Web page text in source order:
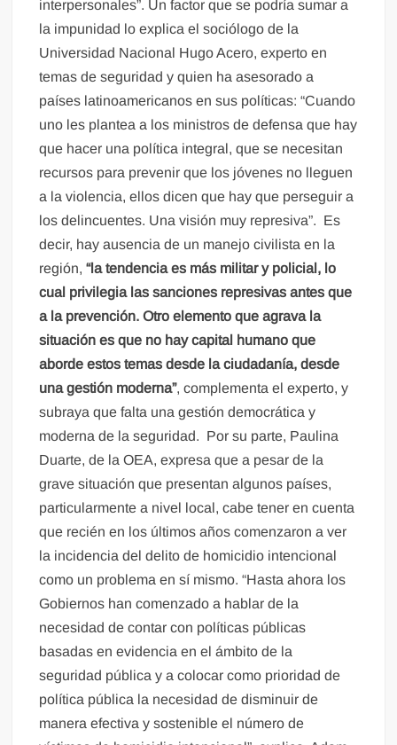
interpersonales”. Un factor que se podría sumar a
la impunidad lo explica el sociólogo de la
Universidad Nacional Hugo Acero, experto en
temas de seguridad y quien ha asesorado a
países latinoamericanos en sus políticas: “Cuando
uno les plantea a los ministros de defensa que hay
que hacer una política integral, que se necesitan
recursos para prevenir que los jóvenes no lleguen
a la violencia, ellos dicen que hay que perseguir a
los delincuentes. Una visión muy represiva”. Es
decir, hay ausencia de un manejo civilista en la
región,“la tendencia es más militar y policial, lo
cual privilegia las sanciones represivas antes que
a la prevención. Otro elemento que agrava la
situación es que no hay capital humano que
aborde estos temas desde la ciudadanía, desde
una gestión moderna”, complementa el experto, y
subraya que falta una gestión democrática y
moderna de la seguridad. Por su parte, Paulina
Duarte, de la OEA, expresa que a pesar de la
grave situación que presentan algunos países,
particularmente a nivel local, cabe tener en cuenta
que recién en los últimos años comenzaron a ver
la incidencia del delito de homicidio intencional
como un problema en sí mismo. “Hasta ahora los
Gobiernos han comenzado a hablar de la
necesidad de contar con políticas públicas
basadas en evidencia en el ámbito de la
seguridad pública y a colocar como prioridad de
política pública la necesidad de disminuir de
manera efectiva y sostenible el número de